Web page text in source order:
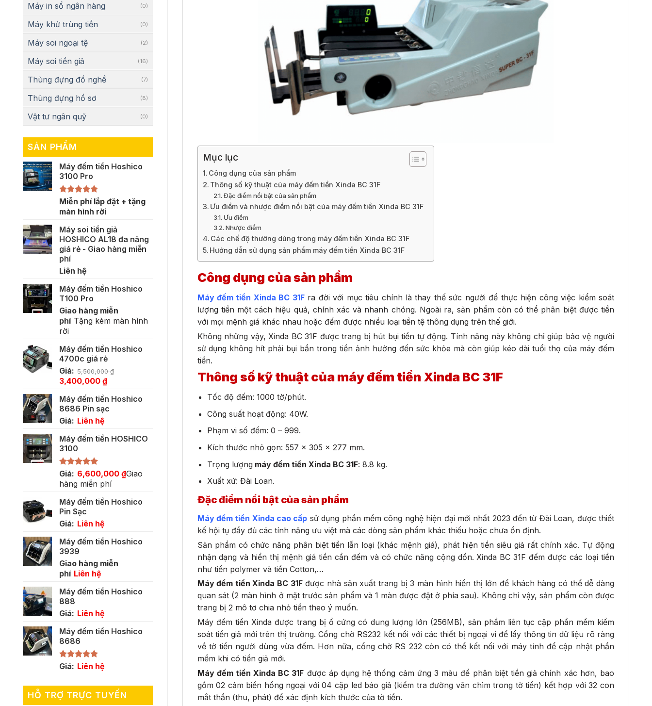
Máy in sổ ngân hàng (0)
Máy khử trùng tiền (0)
Máy soi ngoại tệ (2)
Máy soi tiền giả (16)
Thùng đựng đồ nghề (7)
Thùng đựng hồ sơ (8)
Vật tư ngân quỹ (0)
SẢN PHẨM
Máy đếm tiền Hoshico
3100 Pro
Được xếp
hạng 5.00
5 sao
Miễn phí lắp đặt + tặng
màn hình rời
Máy soi tiền giả
HOSHICO AL18 đa năng
giá rẻ - Giao hàng miễn
phí
Liên hệ
Máy đếm tiền Hoshico
T100 Pro
Giao hàng miễn
phí Tặng kèm màn hình
rời
Máy đếm tiền Hoshico
4700c giá rẻ
Giá: 5,500,000₫
Giá
là:
5,500,000 ₫.
3,400,000 ₫Giá
tại
là:
Máy đếm tiền Hoshico
8686 Pin sạc
Giá: Liên hệ
Máy đếm tiền HOSHICO
3100
Được xếp
hạng
5.00
5 sao
Giá: 6,600,000 ₫Giao
hàng miễn phí
Máy đếm tiền Hoshico
Pin Sạc
Giá: Liên hệ
Máy đếm tiền Hoshico
3939
Giao hàng miễn
phí Liên hệ
Máy đếm tiền Hoshico
888
Giá: Liên hệ
Máy đếm tiền Hoshico
8686
Được xếp
Giá: Liên hệ
HỖ TRỢ TRỰC TUYẾN
Mục lục
Công dụng của sản phẩm
Thông số kỹ thuật của máy đếm tiền Xinda BC 31F
Đặc điểm nổi bật của sản phẩm
Ưu điểm và nhược điểm nổi bật của máy đếm tiền Xinda BC 31F
Ưu điểm
Nhược điểm
Các chế độ thường dùng trong máy đếm tiền Xinda BC 31F
Hướng dẫn sử dụng sản phẩm máy đếm tiền Xinda BC 31F
Công dụng của sản phẩm
Máy đếm tiền Xinda BC 31Fra đời với mục tiêu chính là thay thế sức người để thực hiện công việc kiểm soát
lượng tiền một cách hiệu quả, chính xác và nhanh chóng. Ngoài ra, sản phẩm còn có thể phân biệt được tiền
với mọi mệnh giá khác nhau hoặc đếm được nhiều loại tiền tệ thông dụng trên thế giới.
Không những vậy, Xinda BC 31F được trang bị hút bụi tiền tự động. Tính năng này không chỉ giúp bảo vệ người
sử dụng không hít phải bụi bẩn trong tiền ảnh hưởng đến sức khỏe mà còn giúp kéo dài tuổi thọ của máy đếm
tiền.
Thông số kỹ thuật của máy đếm tiền Xinda BC 31F
Tốc độ đếm: 1000 tờ/phút.
Công suất hoạt động: 40W.
Phạm vi số đếm: 0 – 999.
Kích thước nhỏ gọn: 557 x 305 x 277 mm.
Trọng lượng máy đếm tiền Xinda BC 31F: 8.8 kg.
Xuất xứ: Đài Loan.
Đặc điểm nổi bật của sản phẩm
Máy đếm tiền Xinda cao cấp sử dụng phần mềm công nghệ hiện đại mới nhất 2023 đến từ Đài Loan, được thiết
kế hội tụ đầy đủ các tính năng ưu việt mà các dòng sản phẩm khác thiếu hoặc chưa ổn định.
Sản phẩm có chức năng phân biệt tiền lẫn loại (khác mệnh giá), phát hiện tiền siêu giả rất chính xác. Tự động
nhận dạng và hiển thị mệnh giá tiền cần đếm và có chức năng cộng dồn. Xinda BC 31F đếm được các loại tiền
như tiền polymer và tiền Cotton,…
Máy đếm tiền Xinda BC 31Fđược nhà sản xuất trang bị 3 màn hình hiển thị lớn để khách hàng có thể dễ dàng
quan sát (2 màn hình ở mặt trước sản phẩm và 1 màn được đặt ở phía sau). Không chỉ vậy, sản phẩm còn được
trang bị 2 mô tơ chia nhỏ tiền theo ý muốn.
Máy đếm tiền Xinda được trang bị ổ cứng có dung lượng lớn (256MB), sản phẩm liên tục cập phần mềm kiểm
soát tiền giả mới trên thị trường. Cổng chờ RS232 kết nối với các thiết bị ngoại vi để lấy thông tin dữ liệu rõ ràng
về tờ tiền người dùng vừa đếm. Hơn nữa, cổng chờ RS 232 còn có thể kết nối với máy tính để cập nhật phần
mềm khi có tiền giả mới.
Máy đếm tiền Xinda BC 31F được áp dụng hệ thống cảm ứng 3 màu để phân biệt tiền giả chính xác hơn, bao
gồm 02 cảm biến hồng ngoại với 04 cặp led báo giả (kiểm tra đường vân chìm trong tờ tiền) kết hợp với 32 con
mắt thần (thu, phát) để xác định kích thước của tờ tiền.